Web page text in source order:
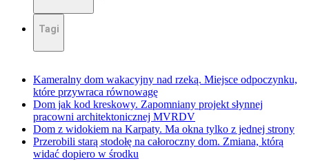
Tagi
Kameralny dom wakacyjny nad rzeką. Miejsce odpoczynku,
które przywraca równowagę
Dom jak kod kreskowy. Zapomniany projekt słynnej
pracowni architektonicznej MVRDV
Dom z widokiem na Karpaty. Ma okna tylko z jednej strony
Przerobili starą stodołę na całoroczny dom. Zmiana, którą
widać dopiero w środku